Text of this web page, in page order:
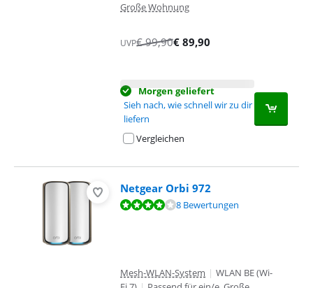
Große Wohnung
UVP€99,90€ 89,90
Morgen geliefert
Sieh nach, wie schnell wir zu dir
liefern
Vergleichen
Netgear Orbi 972
Bewertet mit 7,8 von 10, basierend auf 8 Bewertungen.
8 Bewertungen
Mesh-WLAN-System | WLAN BE (Wi-